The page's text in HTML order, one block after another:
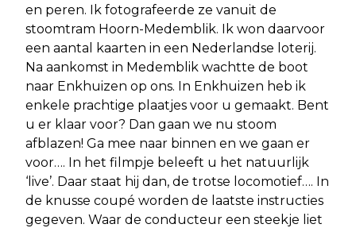
en peren. Ik fotografeerde ze vanuit de
stoomtram Hoorn-Medemblik. Ik won daarvoor
een aantal kaarten in een Nederlandse loterij.
Na aankomst in Medemblik wachtte de boot
naar Enkhuizen op ons. In Enkhuizen heb ik
enkele prachtige plaatjes voor u gemaakt. Bent
u er klaar voor? Dan gaan we nu stoom
afblazen! Ga mee naar binnen en we gaan er
voor…. In het filmpje beleeft u het natuurlijk
‘live’. Daar staat hij dan, de trotse locomotief…. In
de knusse coupé worden de laatste instructies
gegeven. Waar de conducteur een steekje liet